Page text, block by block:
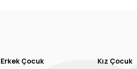
Erkek Çocuk
Kız Çocuk